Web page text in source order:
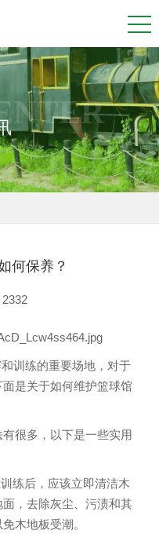
何保养？
2332
训练的重要场地，对于
是关于如何维护篮球馆
很多，以下是一些实用
练后，应该立即清洁木
，去除灰尘、污渍和其
木地板受潮。